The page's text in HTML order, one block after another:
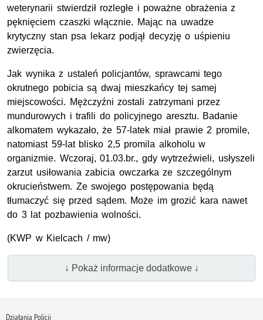
weterynarii stwierdził rozległe i poważne obrażenia z
pęknięciem czaszki włącznie. Mając na uwadze
krytyczny stan psa lekarz podjął decyzję o uśpieniu
zwierzęcia.
Jak wynika z ustaleń policjantów, sprawcami tego
okrutnego pobicia są dwaj mieszkańcy tej samej
miejscowości. Mężczyźni zostali zatrzymani przez
mundurowych i trafili do policyjnego aresztu. Badanie
alkomatem wykazało, że 57-latek miał prawie 2 promile,
natomiast 59-lat blisko 2,5 promila alkoholu w
organizmie. Wczoraj, 01.03.br., gdy wytrzeźwieli, usłyszeli
zarzut usiłowania zabicia owczarka ze szczególnym
okrucieństwem. Ze swojego postępowania będą
tłumaczyć się przed sądem. Może im grozić kara nawet
do 3 lat pozbawienia wolności.
(KWP w Kielcach / mw)
↓ Pokaż informacje dodatkowe ↓
Działania Policji